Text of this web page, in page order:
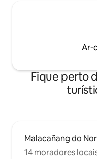
Ar-
Fique perto
Malacañang do
14 moradores